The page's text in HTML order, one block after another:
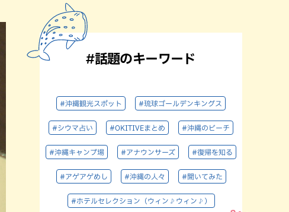
#話題のキーワード
#沖縄観光スポット #琉球ゴールデンキングス
#シウマ占い #OKITIVEまとめ #沖縄のビーチ
#沖縄キャンプ場 #アナウンサーズ #復帰を知る
#アゲアゲめし #沖縄の人々 #聞いてみた
#ホテルセレクション（ウィン♪ウィン♪）